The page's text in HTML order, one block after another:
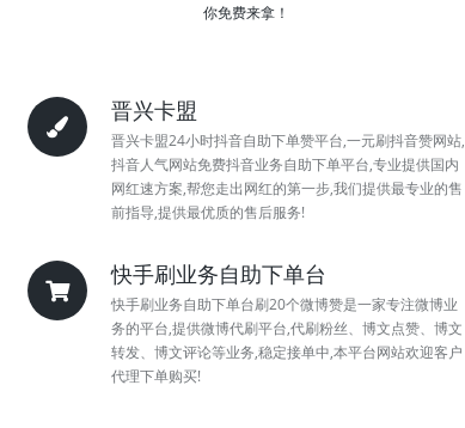
你免费来拿！
晋兴卡盟
晋兴卡盟24小时抖音自助下单赞平台,一元刷抖音赞网站,
抖音人气网站免费抖音业务自助下单平台,专业提供国内
网红速方案,帮您走出网红的第一步,我们提供最专业的售
前指导,提供最优质的售后服务!
快手刷业务自助下单台
快手刷业务自助下单台刷20个微博赞是一家专注微博业
务的平台,提供微博代刷平台,代刷粉丝、博文点赞、博文
转发、博文评论等业务,稳定接单中,本平台网站欢迎客户
代理下单购买!